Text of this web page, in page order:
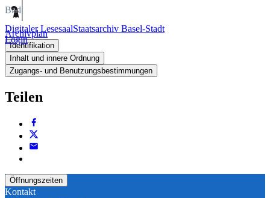
Digitaler LesesaalStaatsarchiv Basel-Stadt
Login
Bild
Archivplan
Identifikation
Inhalt und innere Ordnung
Zugangs- und Benutzungsbestimmungen
Teilen
Öffnungszeiten
Kontakt